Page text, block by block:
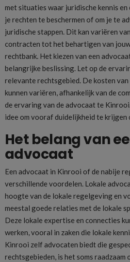
met situaties waar juridische kennis
je rechten te beschermen of om je te
juridische stappen. Dit kan variëren
contracten tot het behartigen van
rechtbank. Het kiezen van een
belangrijke beslissing. Let op de
relevante rechtsgebied. De kosten
kunnen variëren, afhankelijk van de
de ervaring van de advocaat te
idee om vooraf duidelijkheid te
Het belang van
advocaat
Een advocaat in Kinrooi of de nabije
verschillende voordelen. Lokale
hoogte van de lokale regelgeving en
meestal goede relaties met de lokale
Deze lokale expertise en connecties
werken, vooral in zaken die lokale
Kinrooi zelf advocaten biedt die
rechtsgebieden, is het soms raadzaam